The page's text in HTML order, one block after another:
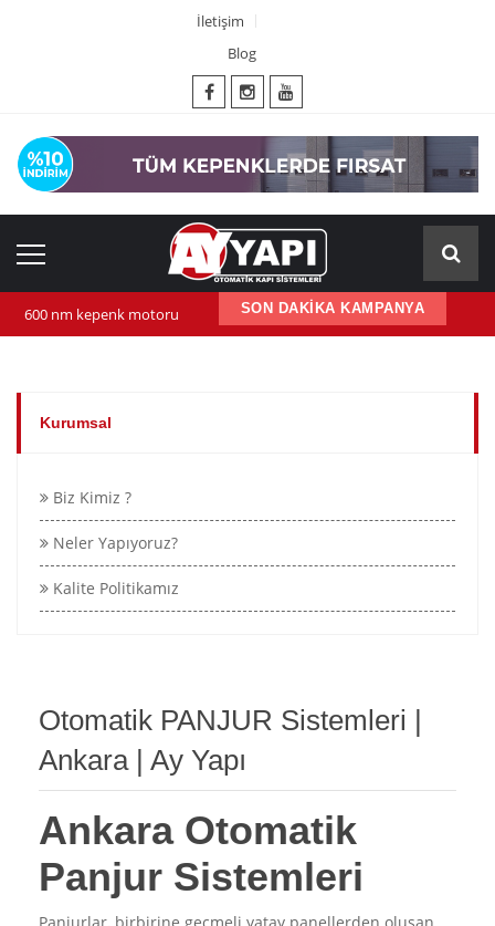
İletişim
Blog
SON DAKİKA KAMPANYA
600 nm kepenk motoru
Kurumsal
Biz Kimiz ?
Neler Yapıyoruz?
Kalite Politikamız
Otomatik PANJUR Sistemleri |
Ankara | Ay Yapı
Ankara Otomatik
Panjur Sistemleri